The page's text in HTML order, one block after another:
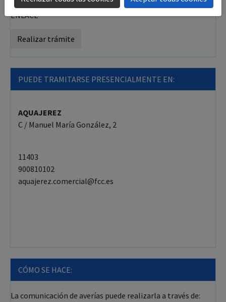
AHORA ESTE TRAMITE SE REALIZA EN EL SIGUENTE
ENLACE
Realizar trámite
PUEDE TRAMITARSE PRESENCIALMENTE EN:
AQUAJEREZ
C / Manuel María González, 2
11403
900810102
aquajerez.comercial@fcc.es
CÓMO SE HACE:
La comunicación de averías puede realizarla a través de: